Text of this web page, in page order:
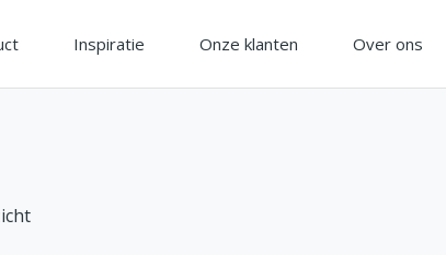
Inspiratie Onze klanten Over ons